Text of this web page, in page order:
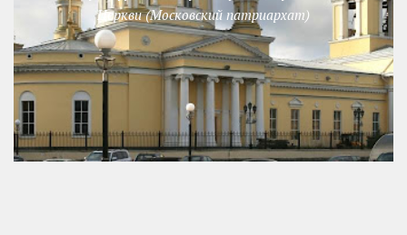
Церкви (Московский патриархат)